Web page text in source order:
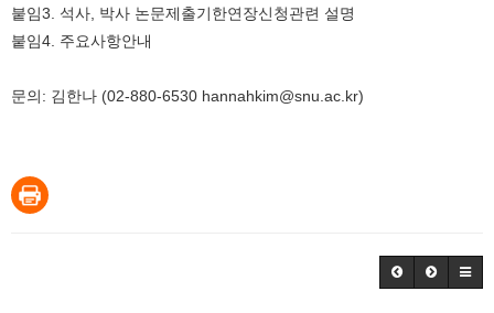
붙임3. 석사, 박사 논문제출기한연장신청관련 설명
붙임4. 주요사항안내
문의: 김한나 (02-880-6530 hannahkim@snu.ac.kr)